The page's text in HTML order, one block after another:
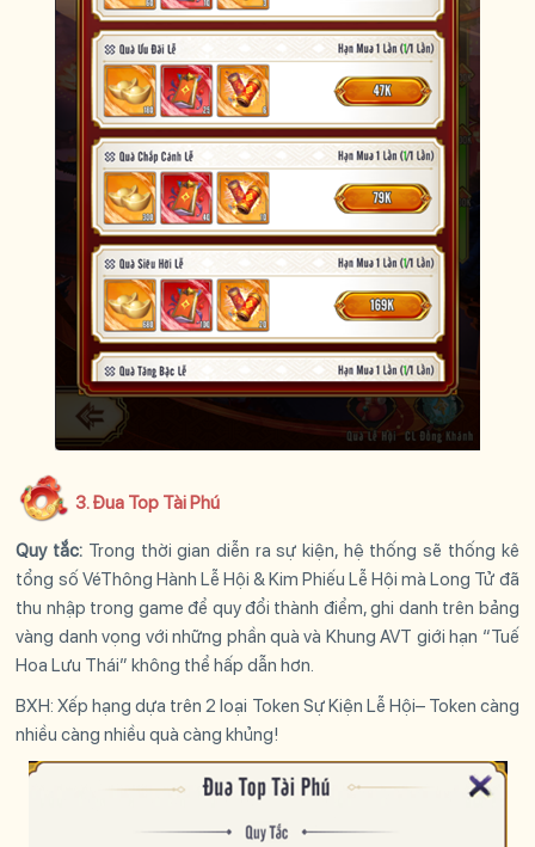
3. Đua Top Tài Phú
Quy tắc: Trong thời gian diễn ra sự kiện, hệ thống sẽ thống kê
tổng số VéThông Hành Lễ Hội & Kim Phiếu Lễ Hội mà Long Tử đã
thu nhập trong game để quy đổi thành điểm, ghi danh trên bảng
vàng danh vọng với những phần quà và Khung AVT giới hạn “Tuế
Hoa Lưu Thái” không thể hấp dẫn hơn.
BXH: Xếp hạng dựa trên 2 loại Token Sự Kiện Lễ Hội– Token càng
nhiều càng nhiều quà càng khủng!